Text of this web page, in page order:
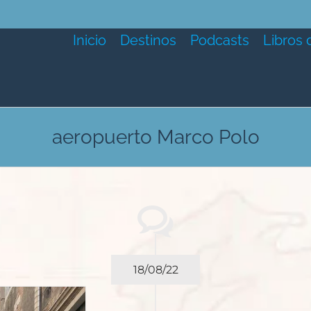
Inicio Destinos Podcasts Libros
aeropuerto Marco Polo
18/08/22